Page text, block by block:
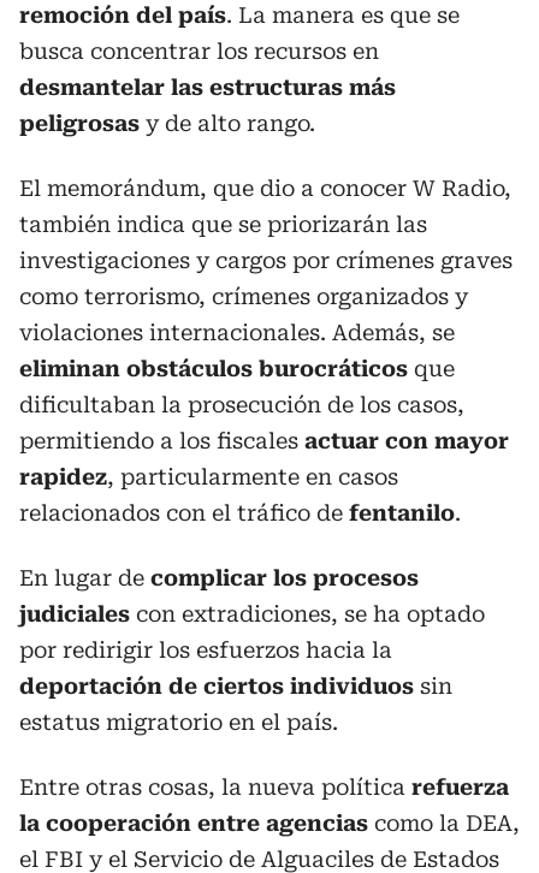
remoción del país. La manera es que se
busca concentrar los recursos en
desmantelar las estructuras más
peligrosas y de alto rango.
El memorándum, que dio a conocer W Radio,
también indica que se priorizarán las
investigaciones y cargos por crímenes graves
como terrorismo, crímenes organizados y
violaciones internacionales. Además, se
eliminan obstáculos burocráticos que
dificultaban la prosecución de los casos,
permitiendo a los fiscales actuar con mayor
rapidez, particularmente en casos
relacionados con el tráfico de fentanilo.
En lugar de complicar los procesos
judiciales con extradiciones, se ha optado
por redirigir los esfuerzos hacia la
deportación de ciertos individuos sin
estatus migratorio en el país.
Entre otras cosas, la nueva política refuerza
la cooperación entre agencias como la DEA,
el FBI y el Servicio de Alguaciles de Estados